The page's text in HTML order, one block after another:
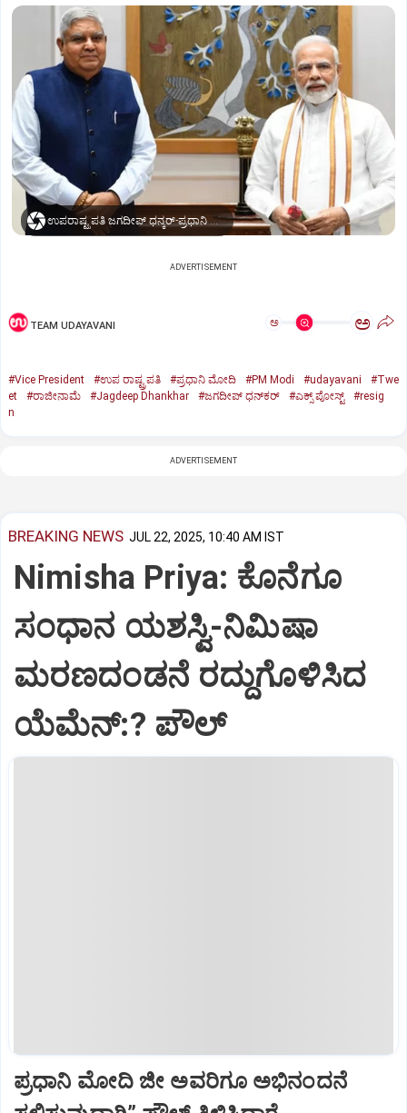
ಉಪರಾಷ್ಟ್ರಪತಿ ಜಗದೀಪ್‌ ಧನ್ಕರ್-ಪ್ರಧಾನಿ ಮೋದಿ
ADVERTISEMENT
TEAM UDAYAVANI ಅ ಅ
#Vice President #ಉಪ ರಾಷ್ಟ್ರಪತಿ #ಪ್ರಧಾನಿ ಮೋದಿ #PM Modi #udayavani
#Twe
et
#ರಾಜೀನಾಮೆ #Jagdeep Dhankhar #ಜಗದೀಪ್‌ ಧನ್‌ಕರ್‌ #ಎಕ್ಸ್‌ ಪೋಸ್ಟ್
#resig
n
ADVERTISEMENT
BREAKING NEWS JUL 22, 2025, 10:40 AM IST
Nimisha Priya: ಕೊನೆಗೂ
ಸಂಧಾನ ಯಶಸ್ವಿ-ನಿಮಿಷಾ
ಮರಣದಂಡನೆ ರದ್ದುಗೊಳಿಸಿದ
ಯೆಮೆನ್:? ಪೌಲ್
ಪ್ರಧಾನಿ ಮೋದಿ ಜೀ ಅವರಿಗೂ ಅಭಿನಂದನೆ